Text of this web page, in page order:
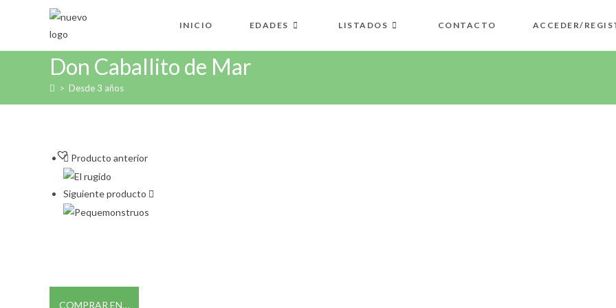
INICIO EDADES LISTADOS CONTACTO ACCEDER/
Don Caballito de Mar
> Desde 3 años
Producto anterior
Siguiente producto
COMPRAR EN…